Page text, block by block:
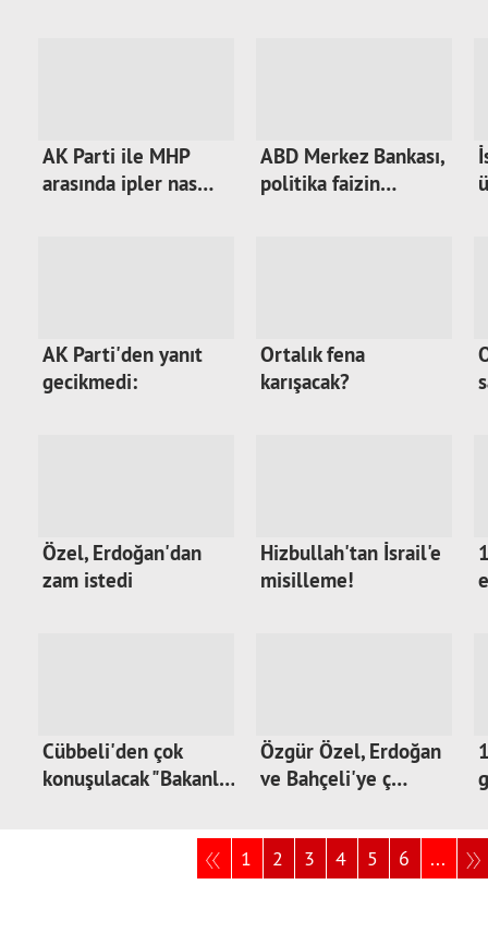
AK Parti ile MHP
arasında ipler nas…
ABD Merkez Bankası,
politika faizin…
AK Parti'den yanıt
gecikmedi:
Ortalık fena
karışacak?
Özel, Erdoğan'dan
zam istedi
Hizbullah'tan İsrail'e
misilleme!
Cübbeli'den çok
konuşulacak "Bakanl…
Özgür Özel, Erdoğan
ve Bahçeli'ye ç…
1 2 3 4 5 6 ...